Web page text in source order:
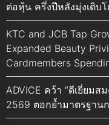
ต่อหุ้น ครึ่งปีหลังมุ่งเติบโ
KTC and JCB Tap
Expanded Beauty
Cardmembers
ADVICE คว้า “ดีเยี่ยมส
2569 ตอกย้ำมาตรฐาน